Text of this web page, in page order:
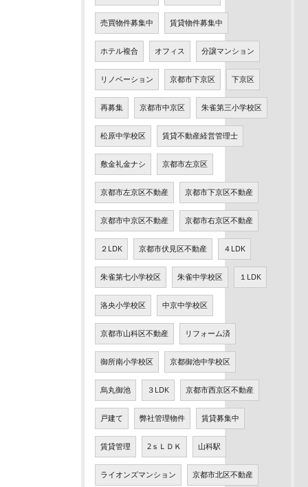
売買物件募集中 賃貸物件募集中
ホテル複合 オフィス 分譲マンション
リノベーション 京都市下京区 下京区
再募集 京都市中京区 朱雀第三小学校区
松原中学校区 賃貸不動産経営管理士
敷金礼金ナシ 京都市左京区
京都市左京区不動産 京都市下京区不動産
京都市中京区不動産 京都市右京区不動産
２LDK 京都市伏見区不動産 ４LDK
朱雀第七小学校区 朱雀中学校区 １LDK
洛央小学校区 中京中学校区
京都市山科区不動産 リフォーム済
御所南小学校区 京都御池中学校区
烏丸御池 ３LDK 京都市西京区不動産
戸建て 弊社管理物件 賃貸募集中
賃貸管理 2ｓＬＤＫ 山科駅
ライオンズマンション 京都市北区不動産